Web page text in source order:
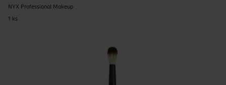
NYX Professional Makeup
1 ks